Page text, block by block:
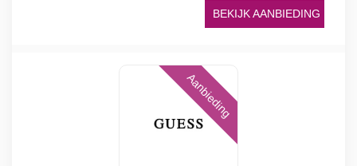
BEKIJK AANBIEDING
Aanbieding